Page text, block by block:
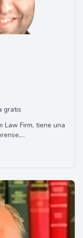
gratis
Law Firm, tiene una